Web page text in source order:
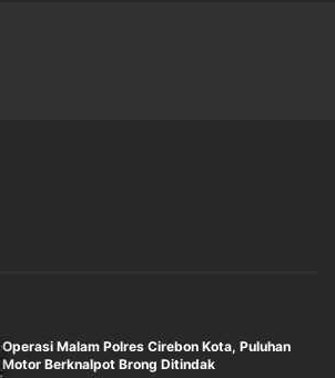
Operasi Malam Polres Cirebon Kota, Puluhan
Motor Berknalpot Brong Ditindak